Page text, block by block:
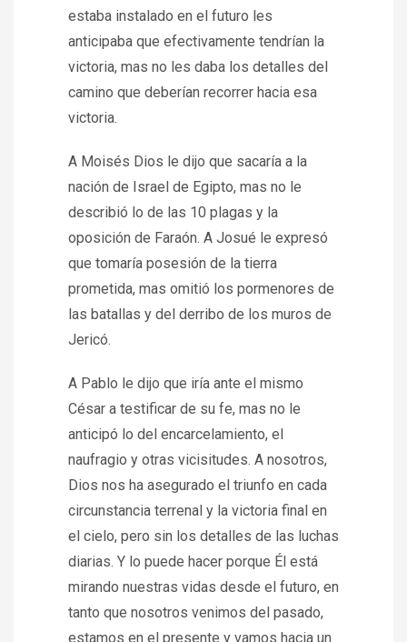
estaba instalado en el futuro les
anticipaba que efectivamente tendrían la
victoria, mas no les daba los detalles del
camino que deberían recorrer hacia esa
victoria.
A Moisés Dios le dijo que sacaría a la
nación de Israel de Egipto, mas no le
describió lo de las 10 plagas y la
oposición de Faraón. A Josué le expresó
que tomaría posesión de la tierra
prometida, mas omitió los pormenores de
las batallas y del derribo de los muros de
Jericó.
A Pablo le dijo que iría ante el mismo
César a testificar de su fe, mas no le
anticipó lo del encarcelamiento, el
naufragio y otras vicisitudes. A nosotros,
Dios nos ha asegurado el triunfo en cada
circunstancia terrenal y la victoria final en
el cielo, pero sin los detalles de las luchas
diarias. Y lo puede hacer porque Él está
mirando nuestras vidas desde el futuro, en
tanto que nosotros venimos del pasado,
estamos en el presente y vamos hacia un